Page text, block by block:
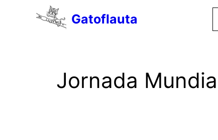
Gatoflauta
Jornada